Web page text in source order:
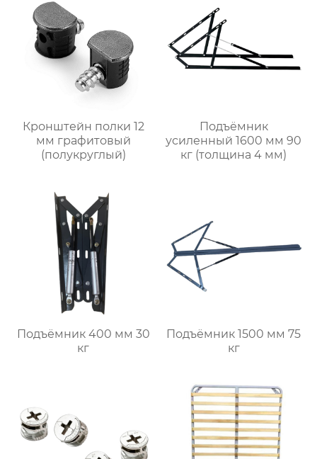
Кронштейн полки 12
мм графитовый
(полукруглый)
Подъёмник
усиленный 1600 мм 90
кг (толщина 4 мм)
Подъёмник 400 мм 30
кг
Подъёмник 1500 мм 75
кг